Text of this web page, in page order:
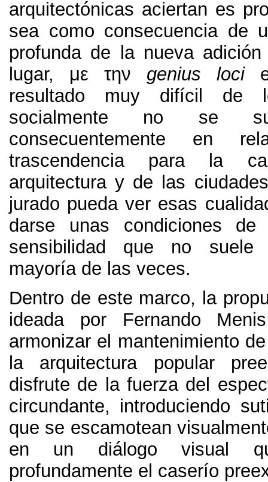
arquitectónicas aciertan es
sea como consecuencia de
profunda de la nueva
lugar, με την genius loci
resultado muy difícil de
socialmente no se
consecuentemente en
trascendencia para la
arquitectura y de las ciudades
jurado pueda ver esas
darse unas condiciones de
sensibilidad que no suele
mayoría de las veces.
Dentro de este marco,
la
ideada por Fernando
armonizar el mantenimiento
la arquitectura popular
disfrute de la fuerza del
circundante, introduciendo
que se escamotean
en un diálogo visual
profundamente el caserío